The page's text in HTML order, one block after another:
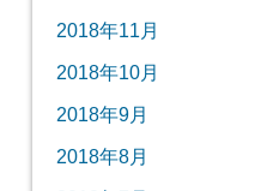
2018年11月
2018年10月
2018年9月
2018年8月